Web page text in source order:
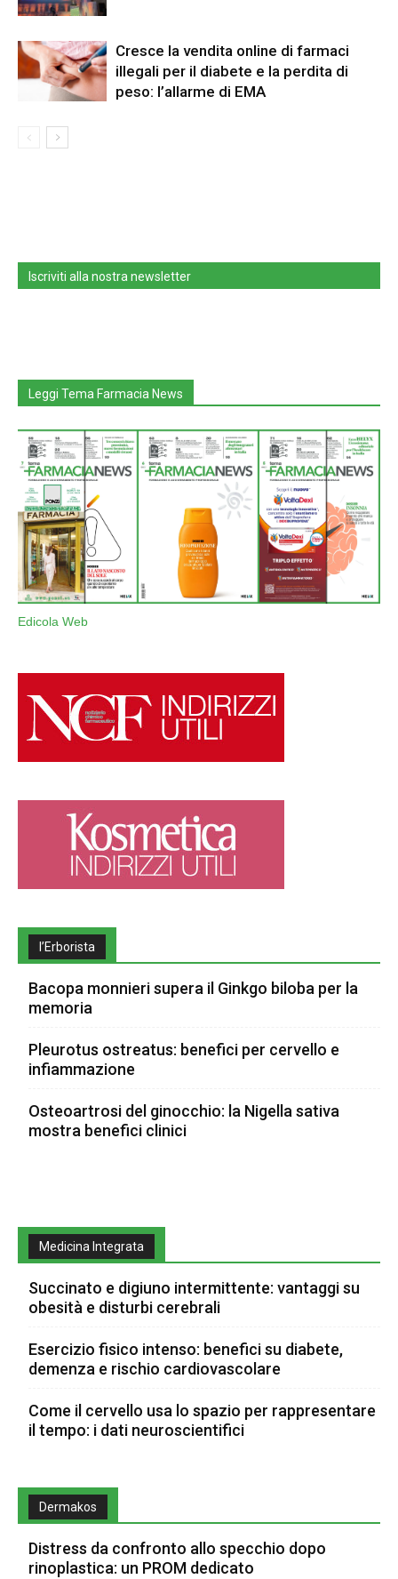
Cresce la vendita online di farmaci
illegali per il diabete e la perdita di
peso: l’allarme di EMA
Iscriviti alla nostra newsletter
Leggi Tema Farmacia News
Edicola Web
l’Erborista
Bacopa monnieri supera il Ginkgo biloba per la
memoria
Pleurotus ostreatus: benefici per cervello e
infiammazione
Osteoartrosi del ginocchio: la Nigella sativa
mostra benefici clinici
Medicina Integrata
Succinato e digiuno intermittente: vantaggi su
obesità e disturbi cerebrali
Esercizio fisico intenso: benefici su diabete,
demenza e rischio cardiovascolare
Come il cervello usa lo spazio per rappresentare
il tempo: i dati neuroscientifici
Dermakos
Distress da confronto allo specchio dopo
rinoplastica: un PROM dedicato